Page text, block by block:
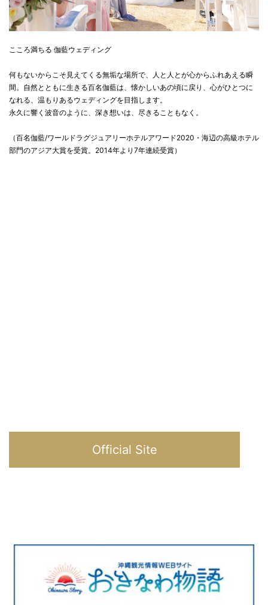
こころ満ちる 伽藍ウェディング
何もないからこそ見えてくる無垢な場所で、人と人とが心からふれあえる瞬
間。自然とともに生きる百名伽藍は、懐かしいあの頃に戻り、心がひとつに
なれる、温もりあるウェディングを目指します。
永久に響く波音のように、深き想いは、尽きることもなく。
（百名伽藍/ワールドラグジュアリーホテルアワード2020・海辺の高級ホテル
部門のアジア大賞を受賞。2014年より7年連続受賞）
Official Site